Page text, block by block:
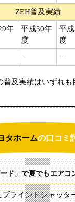
ZEH普及実績
年
平成30年
度
平
度
− −
普及実績はいずれも
タホームの口コミ
ド」で夏でもエアコ
ラインドシャッタ